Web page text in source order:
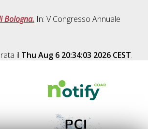
Bologna. In: V Congresso Annuale
il Thu Aug 6 20:34:03 2026 CEST.